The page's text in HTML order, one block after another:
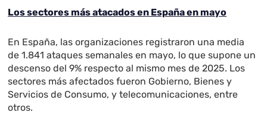
Los sectores más atacados en España en mayo
En España, las organizaciones registraron una media
de 1.841 ataques semanales en mayo, lo que supone un
descenso del 9% respecto al mismo mes de 2025. Los
sectores más afectados fueron Gobierno, Bienes y
Servicios de Consumo, y telecomunicaciones, entre
otros.